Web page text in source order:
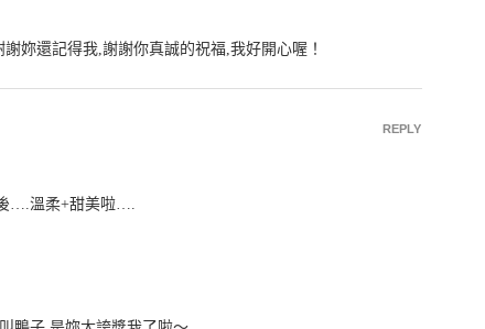
妳還記得我,謝謝你真誠的祝福,我好開心喔！
….溫柔+甜美啦….
REPLY